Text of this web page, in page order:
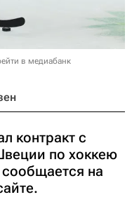
в медиабанк
контракт с
по хоккею
на